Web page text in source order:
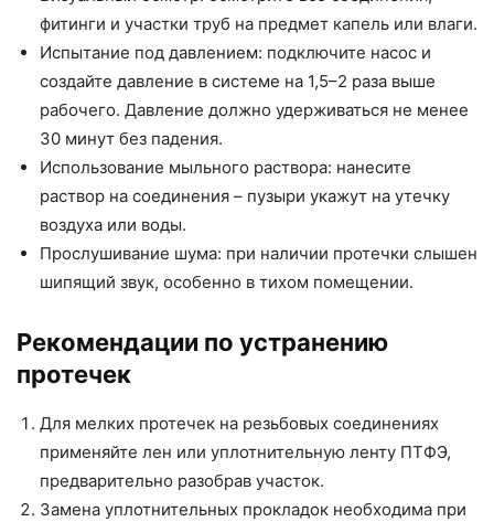
фитинги и участки труб на предмет капель или влаги.
Испытание под давлением: подключите насос и
создайте давление в системе на 1,5–2 раза выше
рабочего. Давление должно удерживаться не менее
30 минут без падения.
Использование мыльного раствора: нанесите
раствор на соединения – пузыри укажут на утечку
воздуха или воды.
Прослушивание шума: при наличии протечки слышен
шипящий звук, особенно в тихом помещении.
Рекомендации по устранению
протечек
Для мелких протечек на резьбовых соединениях
применяйте лен или уплотнительную ленту ПТФЭ,
предварительно разобрав участок.
Замена уплотнительных прокладок необходима при